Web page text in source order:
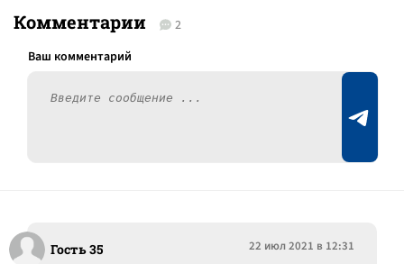
Комментарии 2
Гость 35 22 июл 2021 в 12:31